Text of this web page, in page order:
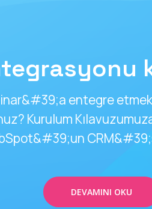
entegre etmek
Kurulum
DEVAMINI OKU